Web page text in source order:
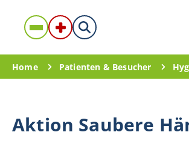
Home Patienten & Besucher
Aktion Saubere